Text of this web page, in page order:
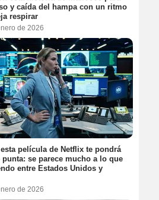
y caída del hampa con un ritmo
respirar
de 2026
película de Netflix te pondrá
se parece mucho a lo que
entre Estados Unidos y
de 2026